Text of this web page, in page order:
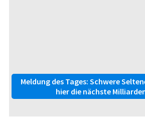
Meldung des Tages: Schwere
hier die nächste